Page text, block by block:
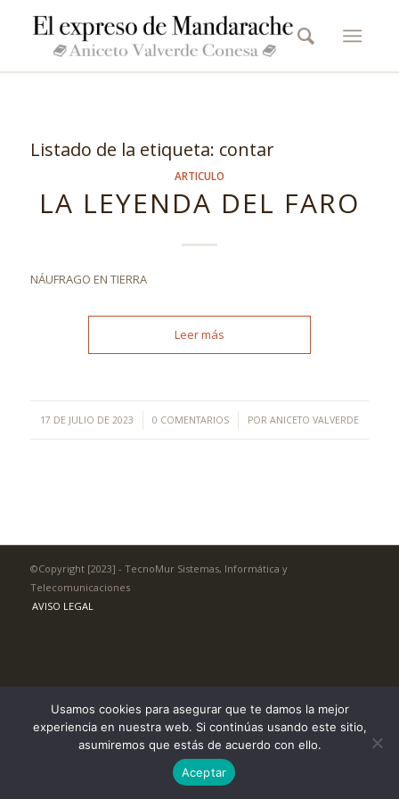
Listado de la etiqueta: contar
ARTICULO
LA LEYENDA DEL FARO
NÁUFRAGO EN TIERRA
Leer más
17 DE JULIO DE 2023
/ 0 COMENTARIOS
/ POR ANICETO VALVERDE
©Copyright [2023] - TecnoMur Sistemas, Informática y
Telecomunicaciones
AVISO LEGAL
Usamos cookies para asegurar que te damos la mejor
experiencia en nuestra web. Si continúas usando este sitio,
asumiremos que estás de acuerdo con ello.
Aceptar